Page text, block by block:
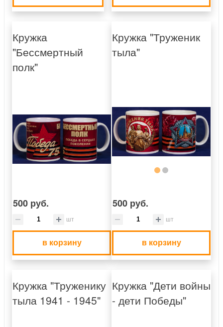
Кружка
"Бессмертный
полк"
500 руб.
шт
в корзину
Кружка "Труженик
тыла"
500 руб.
шт
в корзину
Кружка "Труженику
тыла 1941 - 1945"
Кружка "Дети войны
- дети Победы"